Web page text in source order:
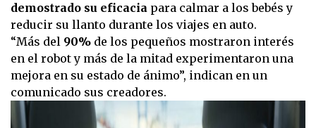
demostrado su eficacia para calmar a los bebés y
reducir su llanto durante los viajes en auto.
“Más del 90% de los pequeños mostraron interés
en el robot y más de la mitad experimentaron una
mejora en su estado de ánimo”, indican en un
comunicado sus creadores.